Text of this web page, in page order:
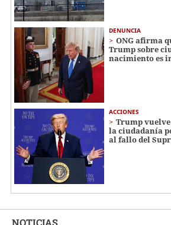
DENUNCIA
ONG afirma
Trump sobre
nacimiento es
ACCIONES
Trump
la ciudadanía
al fallo del
NOTICIAS